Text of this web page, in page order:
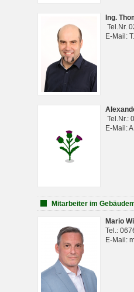
Ing.
Tel.Nr.
E-Mail:
Tel.Nr.:
E-Mail:
Mitarbeiter im
Mario
Tel.:
E-Mail: